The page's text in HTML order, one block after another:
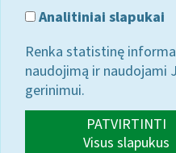
Analitiniai slapukai
Renka statistinę
naudojimą ir naudojami
gerinimui.
PATVIRTINTI
Visus slapukus